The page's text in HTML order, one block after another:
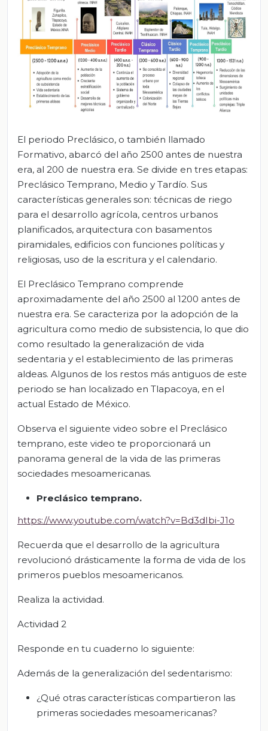
El periodo Preclásico, o también llamado
Formativo, abarcó del año 2500 antes de nuestra
era, al 200 de nuestra era. Se divide en tres etapas:
Preclásico Temprano, Medio y Tardío. Sus
características generales son: técnicas de riego
para el desarrollo agrícola, centros urbanos
planificados, arquitectura con basamentos
piramidales, edificios con funciones políticas y
religiosas, uso de la escritura y el calendario.
El Preclásico Temprano comprende
aproximadamente del año 2500 al 1200 antes de
nuestra era. Se caracteriza por la adopción de la
agricultura como medio de subsistencia, lo que dio
como resultado la generalización de vida
sedentaria y el establecimiento de las primeras
aldeas. Algunos de los restos más antiguos de este
periodo se han localizado en Tlapacoya, en el
actual Estado de México.
Observa el siguiente video sobre el Preclásico
temprano, este video te proporcionará un
panorama general de la vida de las primeras
sociedades mesoamericanas.
Preclásico temprano.
https://www.youtube.com/watch?v=Bd3dIbi-J1o
Recuerda que el desarrollo de la agricultura
revolucionó drásticamente la forma de vida de los
primeros pueblos mesoamericanos.
Realiza la actividad.
Actividad 2
Responde en tu cuaderno lo siguiente:
Además de la generalización del sedentarismo:
¿Qué otras características compartieron las
primeras sociedades mesoamericanas?